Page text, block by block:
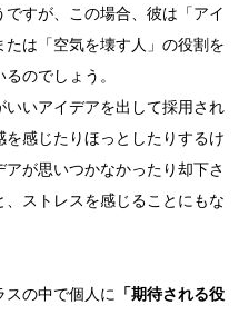
ですが、この場合、彼は「アイ
たは「空気を壊す人」の役割を
のでしょう。
いいアイデアを出して採用され
を感じたりほっとしたりするけ
アが思いつかなかったり却下さ
、ストレスを感じることにもな
スの中で個人に
「期待される役